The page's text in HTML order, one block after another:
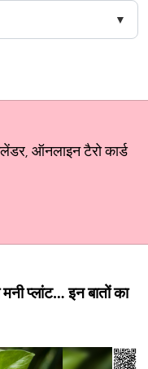
ऑनलाइन टैरो कार्ड
प्लांट… इन बातों का